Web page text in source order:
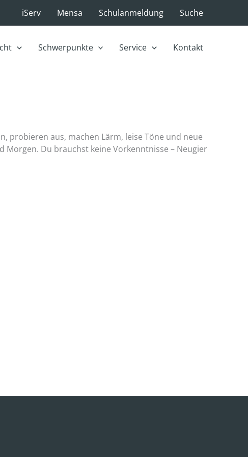
iServ Mensa Schulanmeldung Suche
Schwerpunkte Service Kontakt
probieren aus, machen Lärm, leise Töne und neue
Du brauchst keine Vorkenntnisse – Neugier